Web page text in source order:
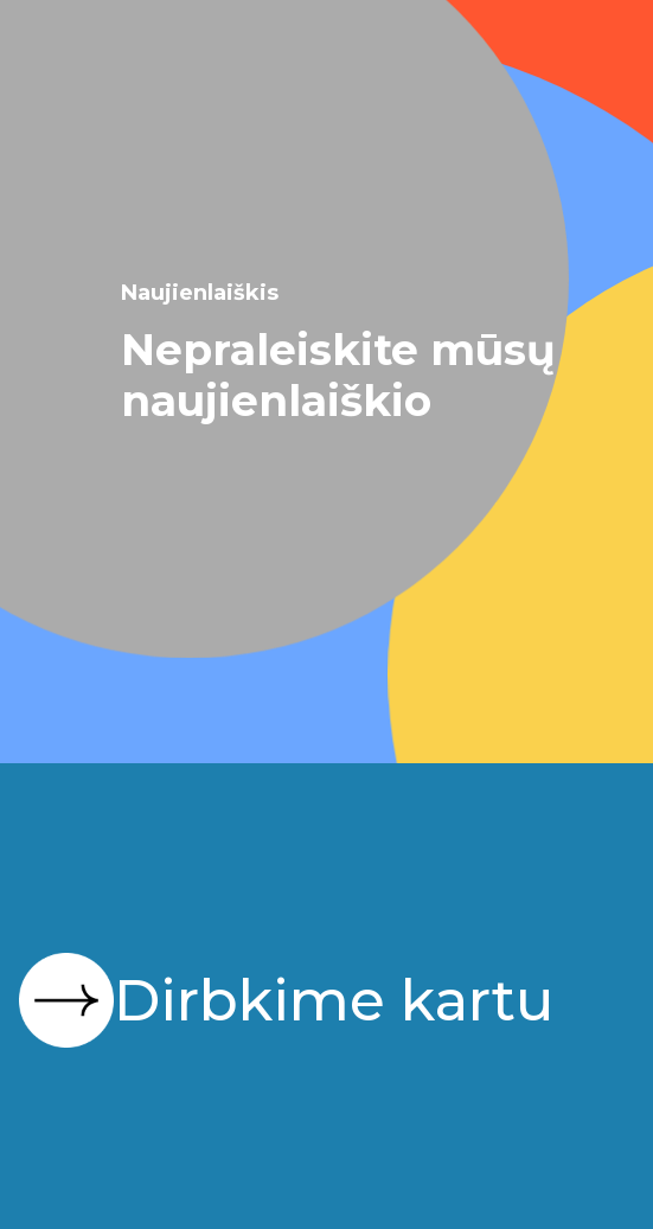
Naujienlaiškis
Nepraleiskite mūsų
naujienlaiškio
Dirbkime kartu